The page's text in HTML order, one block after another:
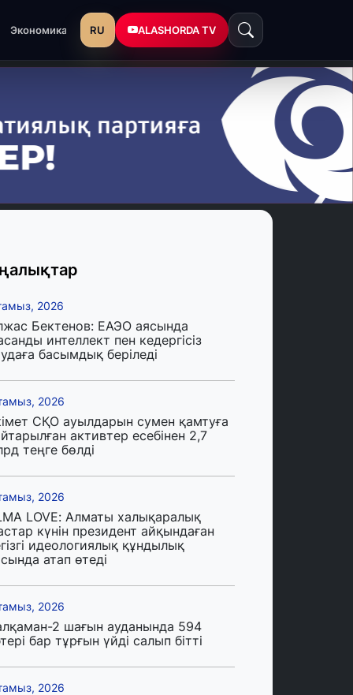
Экономика RU ALASHORDA TV
2026
Бектенов: ЕАЭО аясында
интеллект пен кедергісіз
басымдық беріледі
2026
СҚО ауылдарын сумен қамтуға
активтер есебінен 2,7
теңге бөлді
2026
LOVE: Алматы халықаралық
күнін президент айқындаған
идеологиялық құндылық
атап өтеді
2026
2 шағын ауданында 594
бар тұрғын үйді салып бітті
2026